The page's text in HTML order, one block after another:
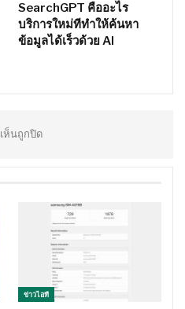
SearchGPT คืออะไร
บริการใหม่ทีทำให้ค้นหา
ข้อมูลได้เร็วด้วย AI
ห็นถูกปิด
ข่าวไอที